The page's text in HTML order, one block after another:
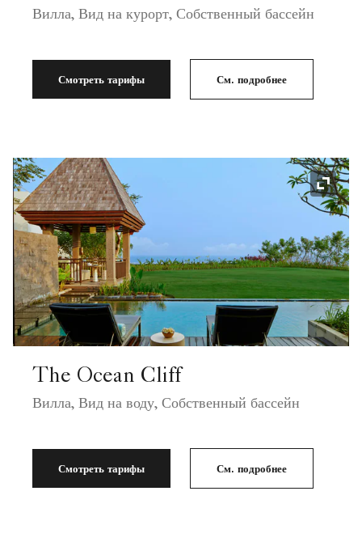
Вилла, Вид на курорт, Собственный бассейн
Смотреть тарифы См. подробнее
The Ocean Cliff
Вилла, Вид на воду, Собственный бассейн
Смотреть тарифы См. подробнее